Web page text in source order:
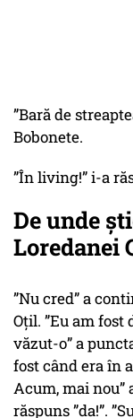
”Bară de
Bobonete.
”În living!” i-a
De unde
Loredanei
”Nu cred” a
Oțil. ”Eu am fost
văzut-o” a
fost când era în
Acum, mai nou”
răspuns ”da!”.